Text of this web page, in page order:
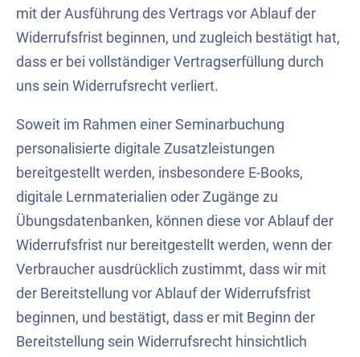
mit der Ausführung des Vertrags vor Ablauf der
Widerrufsfrist beginnen, und zugleich bestätigt hat,
dass er bei vollständiger Vertragserfüllung durch
uns sein Widerrufsrecht verliert.
Soweit im Rahmen einer Seminarbuchung
personalisierte digitale Zusatzleistungen
bereitgestellt werden, insbesondere E-Books,
digitale Lernmaterialien oder Zugänge zu
Übungsdatenbanken, können diese vor Ablauf der
Widerrufsfrist nur bereitgestellt werden, wenn der
Verbraucher ausdrücklich zustimmt, dass wir mit
der Bereitstellung vor Ablauf der Widerrufsfrist
beginnen, und bestätigt, dass er mit Beginn der
Bereitstellung sein Widerrufsrecht hinsichtlich